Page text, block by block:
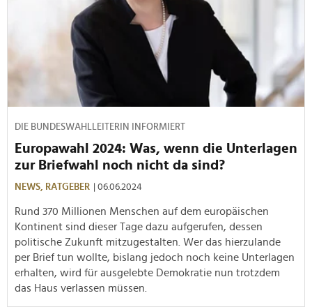
DIE BUNDESWAHLLEITERIN INFORMIERT
Europawahl 2024: Was, wenn die Unterlagen
zur Briefwahl noch nicht da sind?
NEWS, RATGEBER | 06.06.2024
Rund 370 Millionen Menschen auf dem europäischen
Kontinent sind dieser Tage dazu aufgerufen, dessen
politische Zukunft mitzugestalten. Wer das hierzulande
per Brief tun wollte, bislang jedoch noch keine Unterlagen
erhalten, wird für ausgelebte Demokratie nun trotzdem
das Haus verlassen müssen.